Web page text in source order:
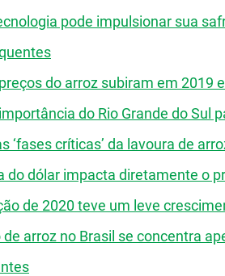
pode impulsionar sua
do arroz subiram em 2019
do Rio Grande do Sul
‘fases críticas’ da lavoura de
do dólar impacta diretamente o
de 2020 teve um leve
arroz no Brasil se concentra